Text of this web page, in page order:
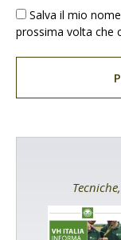
Salva il mio
prossima volta che